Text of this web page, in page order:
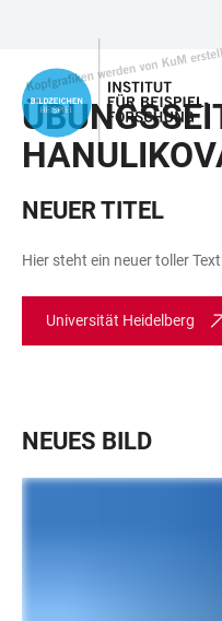
ZUR
BARRIEREFREIHEIT
NEUER TITEL
Hier steht ein neuer toller
Universität Heidelberg
NEUES BILD